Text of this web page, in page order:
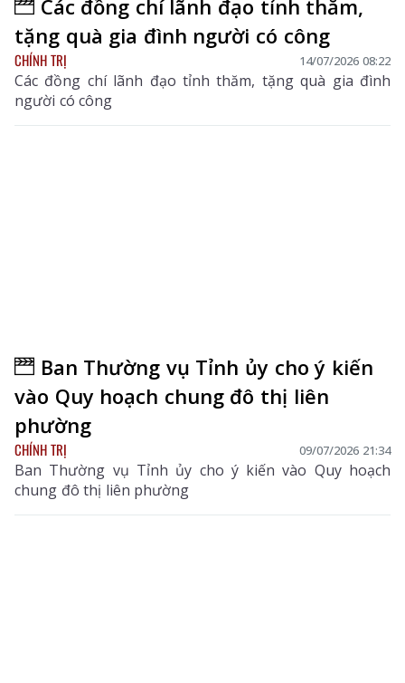
Các đồng chí lãnh đạo tỉnh thăm,
tặng quà gia đình người có công
CHÍNH TRỊ 14/07/2026 08:22
Các đồng chí lãnh đạo tỉnh thăm, tặng quà gia đình
người có công
Ban Thường vụ Tỉnh ủy cho ý kiến
vào Quy hoạch chung đô thị liên
phường
CHÍNH TRỊ 09/07/2026 21:34
Ban Thường vụ Tỉnh ủy cho ý kiến vào Quy hoạch
chung đô thị liên phường